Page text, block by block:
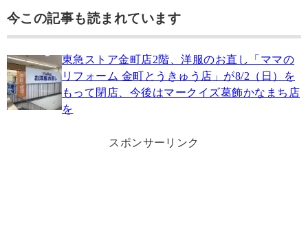
今この記事も読まれています
東急ストア金町店2階、洋服のお直し「ママの
リフォーム 金町とうきゅう店」が8/2（日）を
もって閉店、今後はマークイズ葛飾かなまち店
を
スポンサーリンク